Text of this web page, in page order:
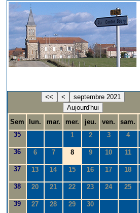
<< <
septembre 2021
Aujourd'hui
Sem
lun. mar. mer. jeu. ven. sam.
35
1 2 3 4
36 6 7 8 9 10 11
37 13 14 15 16 17 18
38 20 21 22 23 24 25
39 27 28 29 30